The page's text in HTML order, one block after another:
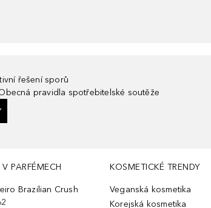
řešení sporů
pravidla spotřebitelské soutěže
PARFÉMECH
Brazilian Crush
KOSMETICKÉ TRENDY
Veganská kosmetika
Korejská kosmetika